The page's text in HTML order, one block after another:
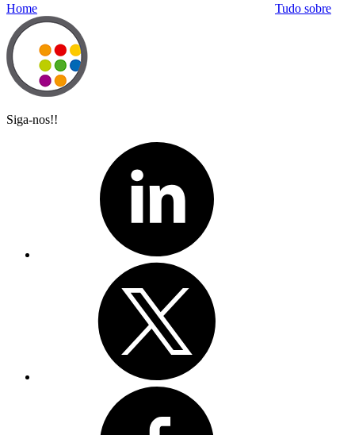
Home Tudo sobre
Siga-nos!!